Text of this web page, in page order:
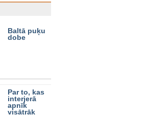
Baltā puķu
dobe
Par to, kas
interjerā
apnīk
visātrāk